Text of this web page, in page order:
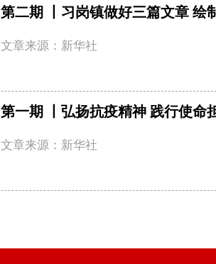
第二期 丨习岗镇做好三篇文章 绘
文章来源：新华社
第一期 丨弘扬抗疫精神 践行使命
文章来源：新华社